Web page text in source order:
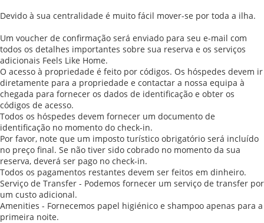
Devido à sua centralidade é muito fácil mover-se por toda a ilha.
Um voucher de confirmação será enviado para seu e-mail com
todos os detalhes importantes sobre sua reserva e os serviços
adicionais Feels Like Home.
O acesso à propriedade é feito por códigos. Os hóspedes devem ir
diretamente para a propriedade e contactar a nossa equipa à
chegada para fornecer os dados de identificação e obter os
códigos de acesso.
Todos os hóspedes devem fornecer um documento de
identificação no momento do check-in.
Por favor, note que um imposto turístico obrigatório será incluído
no preço final. Se não tiver sido cobrado no momento da sua
reserva, deverá ser pago no check-in.
Todos os pagamentos restantes devem ser feitos em dinheiro.
Serviço de Transfer - Podemos fornecer um serviço de transfer por
um custo adicional.
Amenities - Fornecemos papel higiénico e shampoo apenas para a
primeira noite.